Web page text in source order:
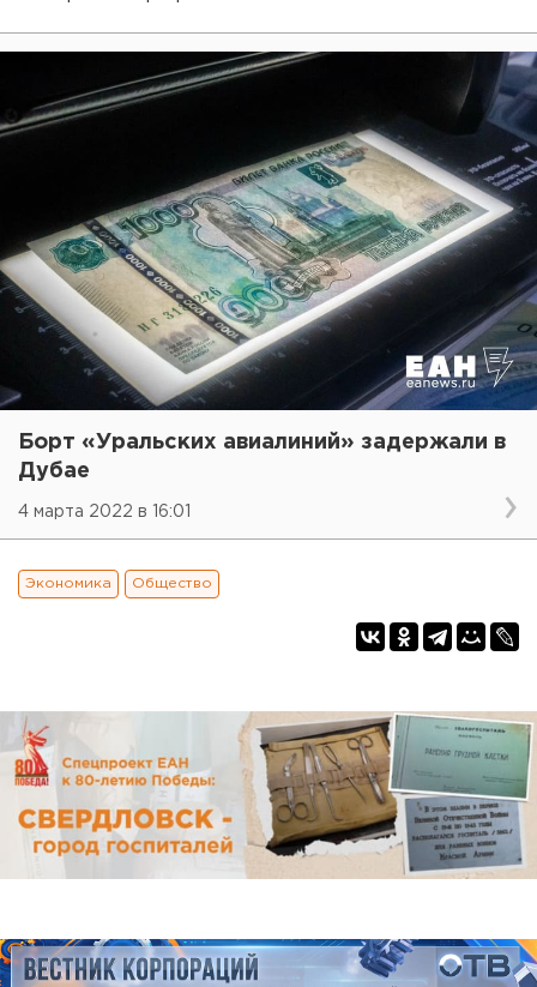
Борт «Уральских авиалиний» задержали в
Дубае
4 марта 2022 в 16:01
Экономика Общество